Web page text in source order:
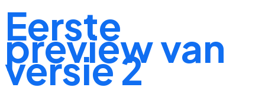
Eerste
preview van
versie 2